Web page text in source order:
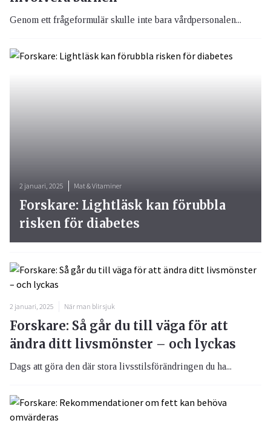
Genom ett frågeformulär skulle inte bara vårdpersonalen...
2 januari, 2025 När man blir sjuk
Forskare: Så går du till väga för att
ändra ditt livsmönster – och lyckas
Dags att göra den där stora livsstilsförändringen du ha...
2 januari, 2025 Mat & Vitaminer
Forskare: Lightläsk kan förubbla
risken för diabetes